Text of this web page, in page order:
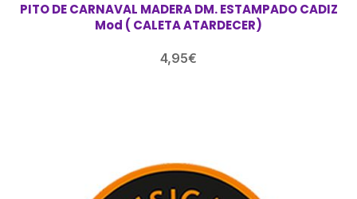
PITO DE CARNAVAL MADERA DM. ESTAMPADO CADIZ
Mod ( CALETA ATARDECER)
4,95€